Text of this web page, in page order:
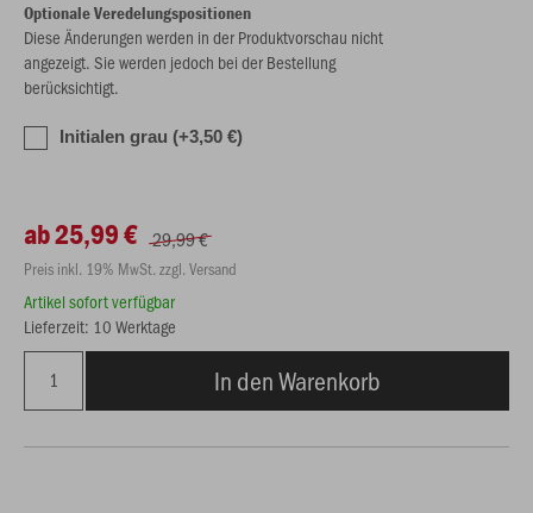
Optionale Veredelungspositionen
Diese Änderungen werden in der Produktvorschau nicht
angezeigt. Sie werden jedoch bei der Bestellung
berücksichtigt.
Initialen grau (+3,50 €)
ab 25,99 € 29,99 €
Preis inkl. 19% MwSt. zzgl. Versand
Artikel sofort verfügbar
Lieferzeit: 10 Werktage
In den Warenkorb